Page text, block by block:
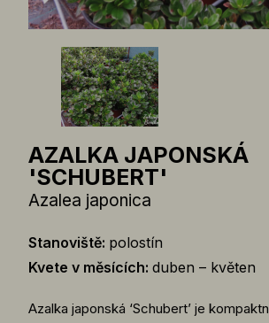
AZALKA JAPONSKÁ
'SCHUBERT'
Azalea japonica
Stanoviště: polostín
Kvete v měsících: duben – květen
Azalka japonská ‘Schubert’ je